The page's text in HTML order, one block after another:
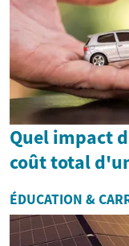
Quel impact
coût total
ÉDUCATION &